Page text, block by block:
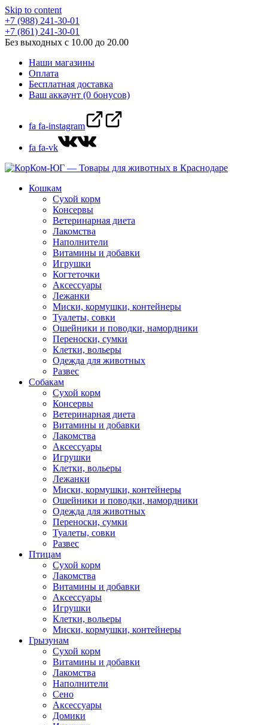
Skip to content
+7 (988) 241-30-01
+7 (861) 241-30-01
Без выходных с 10.00 до 20.00
Наши магазины
Оплата
Бесплатная доставка
Ваш аккаунт (0 бонусов)
fa fa-instagram
fa fa-vk
Кошкам
Сухой корм
Консервы
Ветеринарная диета
Лакомства
Наполнители
Витамины и добавки
Игрушки
Когтеточки
Аксессуары
Лежанки
Миски, кормушки, контейнеры
Туалеты, совки
Ошейники и поводки, намордники
Переноски, сумки
Клетки, вольеры
Одежда для животных
Развес
Собакам
Сухой корм
Консервы
Ветеринарная диета
Витамины и добавки
Лакомства
Аксессуары
Игрушки
Клетки, вольеры
Лежанки
Миски, кормушки, контейнеры
Ошейники и поводки, намордники
Одежда для животных
Переноски, сумки
Туалеты, совки
Развес
Птицам
Сухой корм
Лакомства
Витамины и добавки
Аксессуары
Игрушки
Клетки, вольеры
Миски, кормушки, контейнеры
Грызунам
Сухой корм
Витамины и добавки
Лакомства
Наполнители
Сено
Аксессуары
Домики